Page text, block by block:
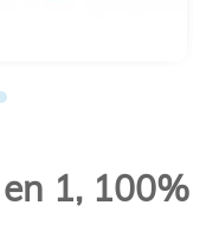
1, 100%